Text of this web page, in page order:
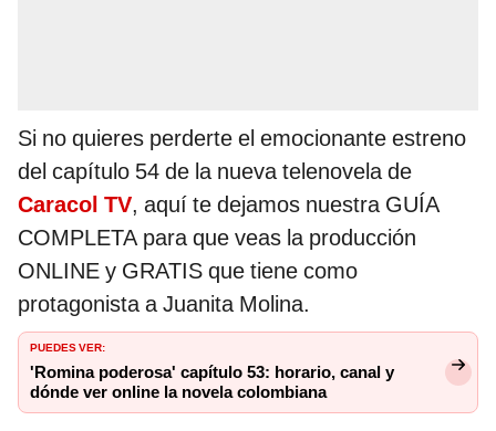
Si no quieres perderte el emocionante estreno
del capítulo 54 de la nueva telenovela de
Caracol TV, aquí te dejamos nuestra GUÍA
COMPLETA para que veas la producción
ONLINE y GRATIS que tiene como
protagonista a Juanita Molina.
PUEDES VER:
'Romina poderosa' capítulo 53: horario, canal y
dónde ver online la novela colombiana